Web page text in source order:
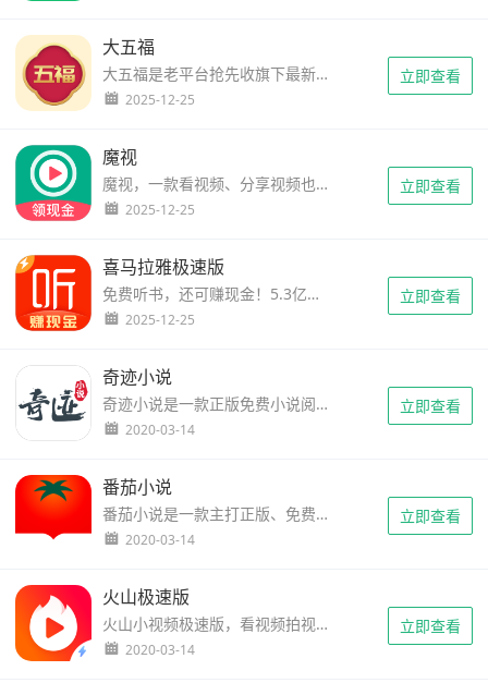
大五福
大五福是老平台抢先收旗下最新给力平台，注册送1元，每天有5个小时阅读单价高达6毛，其他时间3毛2每日阅读，永久5元起提现。诚信靠谱涨分快，分享每日热点，好看又赚零钱。还可...
2025-12-25
立即查看
魔视
魔视，一款看视频、分享视频也能赚钱的短视频APP。登陆填写邀请码106195就送3毛，可拿更多奖励，可立即提现秒到账。这里不仅有有趣好玩的短视频还有多种趣味玩法，让你在娱乐中还能收获零花钱。赚钱休闲两不误，用心为你推荐有魔力的视频，还有更多精彩活动等你参与！联系官方官方QQ群：579849990，微...
2025-12-25
立即查看
喜马拉雅极速版
免费听书，还可赚现金！5.3亿人都在用的APP，喜马拉雅极速版，更省流量更流畅，注册送1元，1元提现秒到（每次提现5毛手续费）。听节目、邀好友都能赚现金。听得越多，赚得越多，提现秒到账，邀请好友一起来听更有大额现金奖励。全场免费听，海量完本小说，悬疑、盗墓、言情、穿越...应有仅有，戴上耳机，感受声...
2025-12-25
立即查看
奇迹小说
奇迹小说是一款正版免费小说阅读软件，看小说听书能挣钱，登陆就送1元，1元起提现秒到账。致力于为您【免费】呈现：多品类原创小说、超高人气大神级小说、火爆话题小说、影视原著等10万余册的文学内容！分享好故事，免费读不停！ ...
2020-03-14
立即查看
番茄小说
番茄小说是一款主打正版、免费的小说阅读器，注册就送2元，1元提现秒到账，让你看小说看书不花钱还能赚钱，悠享阅读时光。【海量正版小说】海量正版小说免费看，现代言情、古代言情、青春校园、同人小说、唯美纯爱、现代都市、异世玄幻、武侠世界、历史穿越、军事战争、悬疑灵异、科幻末世、游戏电竞…&h...
2020-03-14
立即查看
火山极速版
火山小视频极速版，看视频拍视频能赚钱的软件。新用户注册就送1元现金红包，输入邀请码【WVW8GXEM2J】再送2元现金红包，1元即可提现，秒到账。每天看视频、签到等做任务即可赚金币，金币次日自动兑换成现金，可直接提现。...
2020-03-14
立即查看